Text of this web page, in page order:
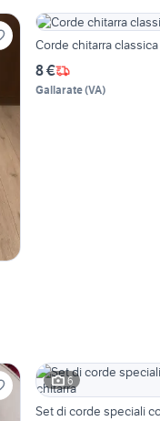
Corde chitarra classica
8 €
Gallarate(VA)
6
Set di corde speciali